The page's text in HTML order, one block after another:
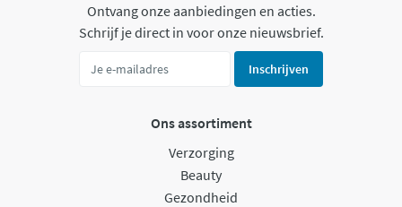
Ontvang onze aanbiedingen en acties.
Schrijf je direct in voor onze nieuwsbrief.
Inschrijven
Ons assortiment
Verzorging
Beauty
Gezondheid